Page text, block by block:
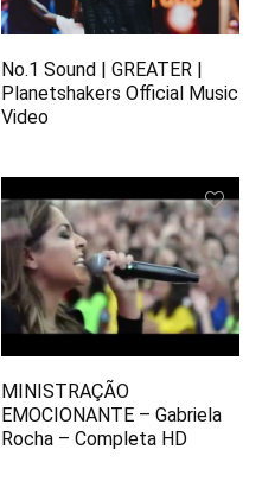
No.1 Sound | GREATER |
Planetshakers Official Music
Video
MINISTRAÇÃO
EMOCIONANTE – Gabriela
Rocha – Completa HD